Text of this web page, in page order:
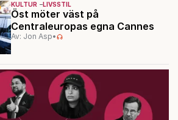
KULTUR LIVSSTIL
Öst möter väst på
Centraleuropas egna Cannes
Av: Jon Asp•